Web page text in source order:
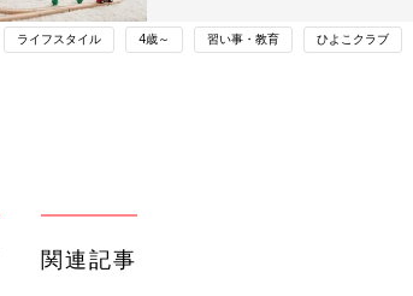
ライフスタイル 4歳～ 習い事・教育 ひよこクラブ
関連記事